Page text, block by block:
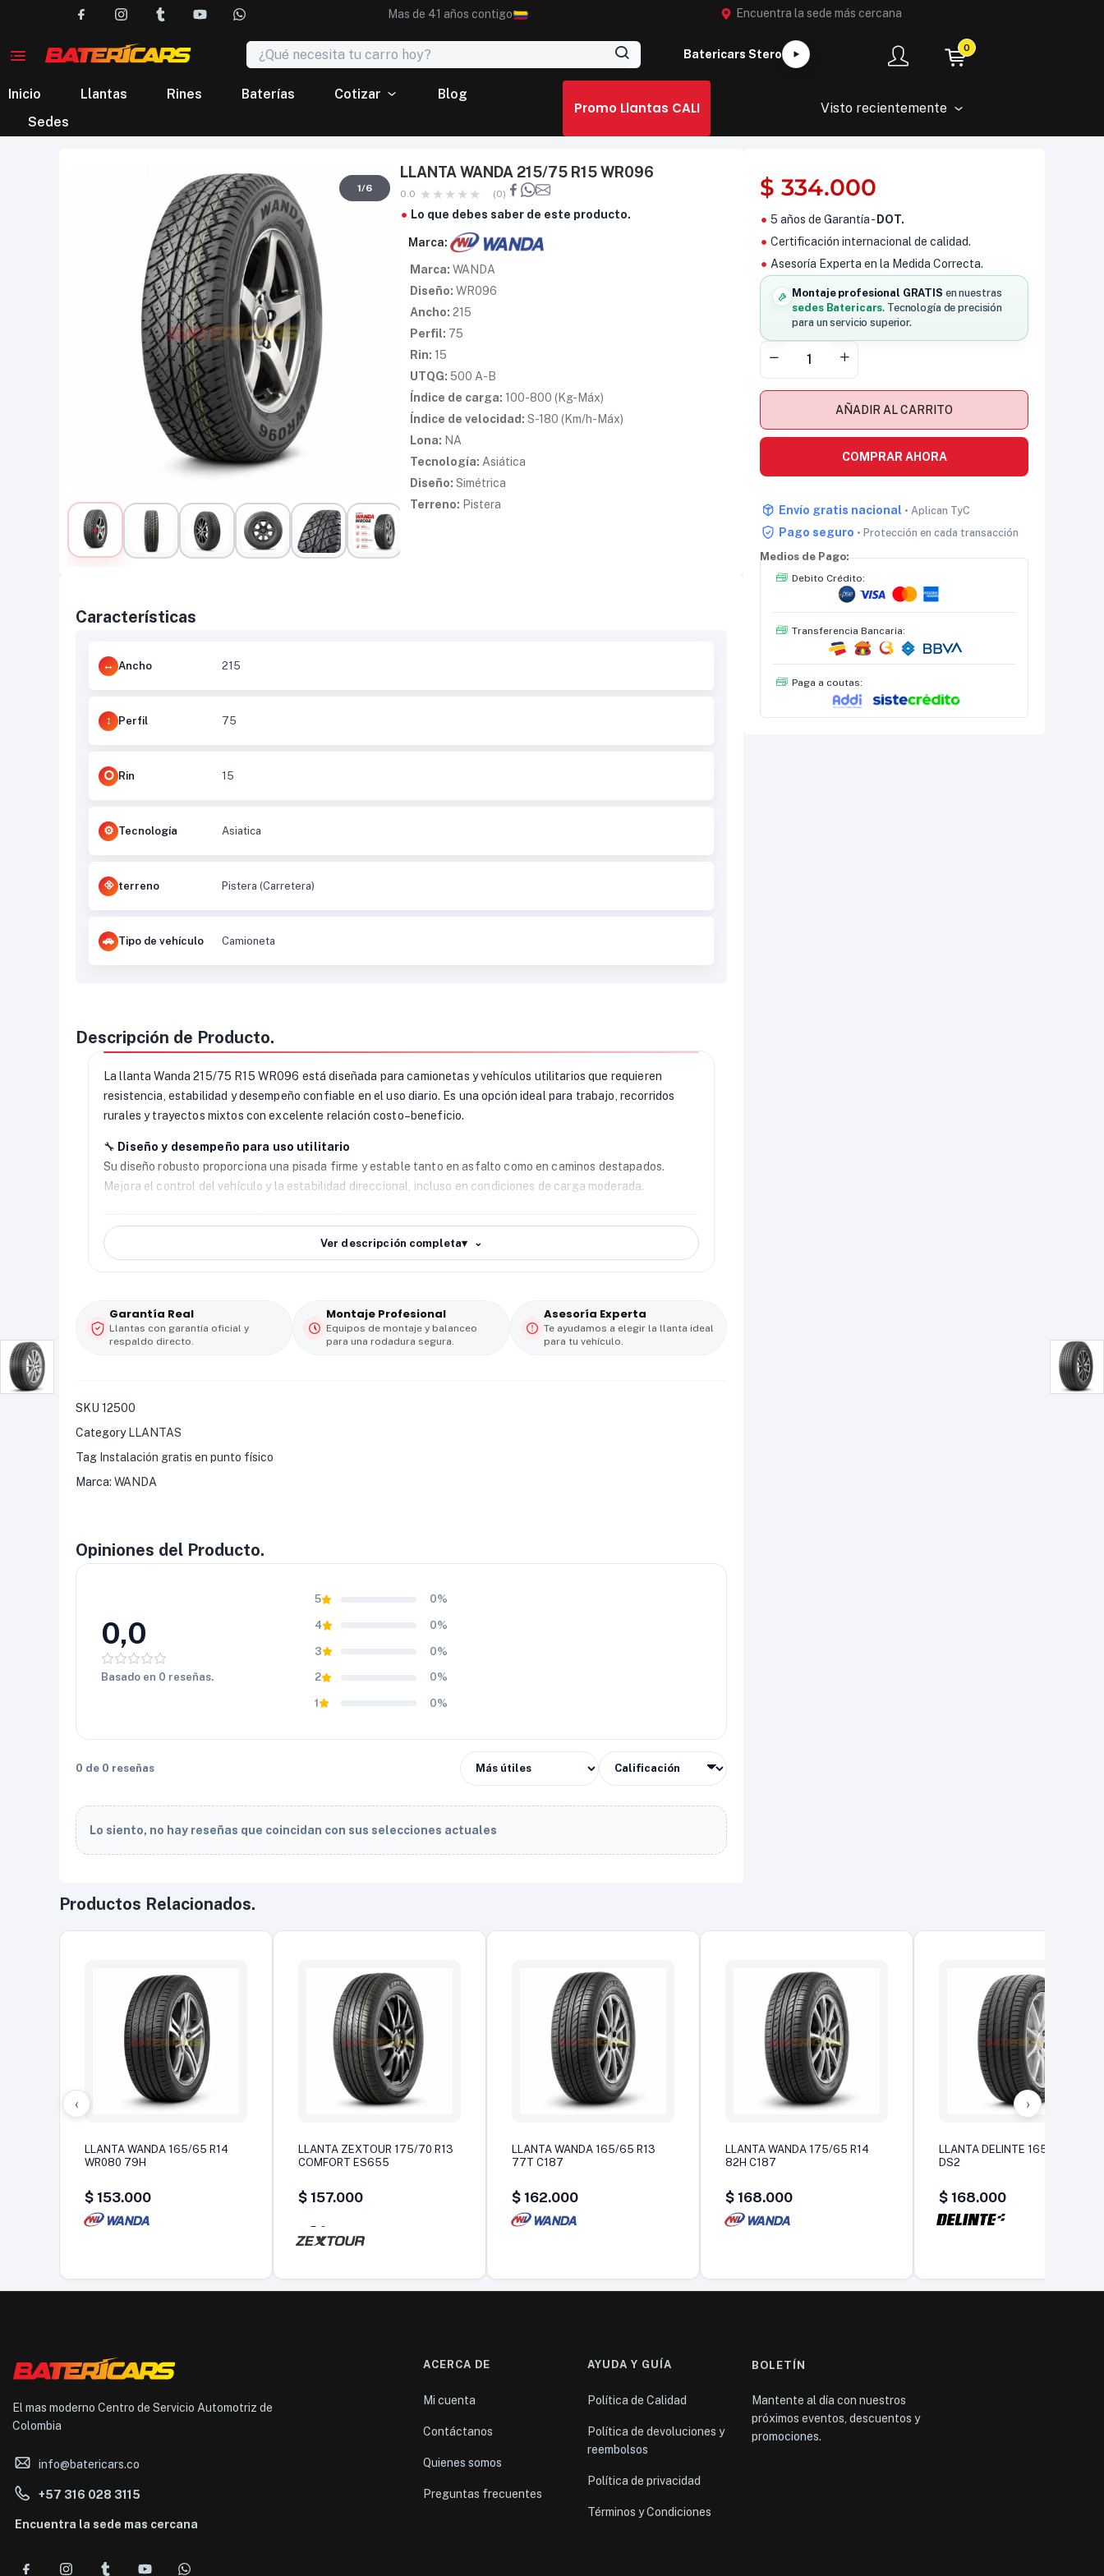
Mas de 41 años contigo Encuentra la sede más cercana
Batericars Stero 0
Inicio Llantas Rines Baterías Cotizar
Blog
Sedes
Promo Llantas CALI Visto recientemente
1/6
LLANTA WANDA 215/75 R15 WR096
0.0 (0)
Lo que debes saber de este producto.
Marca:
Marca: WANDA
Diseño: WR096
Ancho: 215
Perfil: 75
Rin: 15
UTQG: 500 A-B
Índice de carga: 100-800 (Kg-Máx)
Índice de velocidad: S-180 (Km/h-Máx)
Lona: NA
Tecnología: Asiática
Diseño: Simétrica
Terreno: Pistera
Características
Ancho 215
Perfil 75
Rin 15
Tecnología Asiatica
terreno Pistera (Carretera)
Tipo de vehículo Camioneta
Descripción de Producto.
La llanta Wanda 215/75 R15 WR096 está diseñada para camionetas y vehículos utilitarios que requieren
resistencia, estabilidad y desempeño confiable en el uso diario. Es una opción ideal para trabajo, recorridos
rurales y trayectos mixtos con excelente relación costo–beneficio.
🔧 Diseño y desempeño para uso utilitario
Su diseño robusto proporciona una pisada firme y estable tanto en asfalto como en caminos destapados.
Mejora el control del vehículo y la estabilidad direccional, incluso en condiciones de carga moderada.
La Wanda WR096 incorpora canales profundos que facilitan la evacuación del agua, mejorando la tracción en
superficies mojadas y reduciendo el riesgo de deslizamiento. Ofrece un comportamiento confiable en clima
seco y lluvioso.
🚗 Durabilidad y resistencia para trabajo diario
Gracias a su estructura reforzada y compuestos resistentes, ofrece desgaste uniforme y una vida útil
prolongada. Está pensada para soportar uso constante, peso y condiciones exigentes sin comprometer el
inteligente para quienes buscan seguridad, durabilidad y eficiencia en su vehículo de trabajo o camioneta.
Ver descripción completa▾
Garantía Real
Llantas con garantía oficial y
respaldo directo.
Montaje Profesional
Equipos de montaje y balanceo
para una rodadura segura.
Asesoría Experta
Te ayudamos a elegir la llanta ideal
para tu vehículo.
SKU 12500
Category LLANTAS
Tag Instalación gratis en punto físico
Marca: WANDA
Opiniones del Producto.
0,0
Basado en 0 reseñas.
5 0%
4 0%
3 0%
2 0%
1 0%
0 de 0 reseñas
Lo siento, no hay reseñas que coincidan con sus selecciones actuales
$ 334.000
5 años de Garantía - DOT.
Certificación internacional de calidad.
Asesoría Experta en la Medida Correcta.
Montaje profesional GRATIS en nuestras
sedes Batericars. Tecnología de precisión
para un servicio superior.
AÑADIR AL CARRITO
COMPRAR AHORA
Envío gratis nacional • Aplican TyC
Pago seguro • Protección en cada transacción
Medios de Pago:
Debito Crédito:
Transferencia Bancaria:
Paga a coutas:
Productos Relacionados.
‹
LLANTA WANDA 165/65 R14
WR080 79H
$ 153.000
LLANTA ZEXTOUR 175/70 R13
COMFORT ES655
$ 157.000
5,0
LLANTA WANDA 165/65 R13
77T C187
$ 162.000
LLANTA WANDA 175/65 R14
82H C187
$ 168.000
LLANTA DELINTE 165/65 R13
DS2
$ 168.000
›
El mas moderno Centro de Servicio Automotriz de
Colombia
info@batericars.co
+57 316 028 3115
Encuentra la sede mas cercana
ACERCA DE
Mi cuenta
Contáctanos
Quienes somos
Preguntas frecuentes
AYUDA Y GUÍA
Política de Calidad
Política de devoluciones y
reembolsos
Política de privacidad
Términos y Condiciones
BOLETÍN
Mantente al día con nuestros
próximos eventos, descuentos y
promociones.